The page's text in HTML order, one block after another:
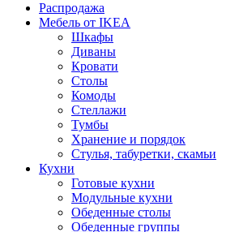
Распродажа
Мебель от IKEA
Шкафы
Диваны
Кровати
Столы
Комоды
Стеллажи
Тумбы
Хранение и порядок
Стулья, табуретки, скамьи
Кухни
Готовые кухни
Модульные кухни
Обеденные столы
Обеденные группы